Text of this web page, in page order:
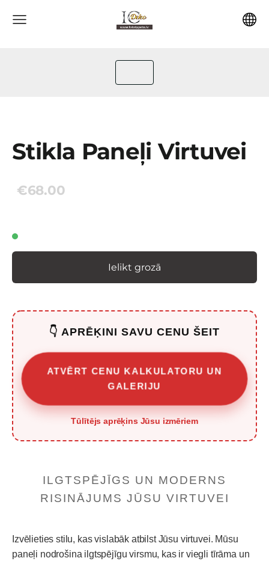
Stikla Paneļi Virtuvei
€68.00
Ielikt grozā
👇 APRĒĶINI SAVU CENU ŠEIT
ATVĒRT CENU KALKULATORU UN
GALERIJU
Tūlītējs aprēķins Jūsu izmēriem
ILGTSPĒJĪGS UN MODERNS
RISINĀJUMS JŪSU VIRTUVEI
Izvēlieties stilu, kas vislabāk atbilst Jūsu virtuvei. Mūsu
paneļi nodrošina ilgtspējīgu virsmu, kas ir viegli tīrāma un